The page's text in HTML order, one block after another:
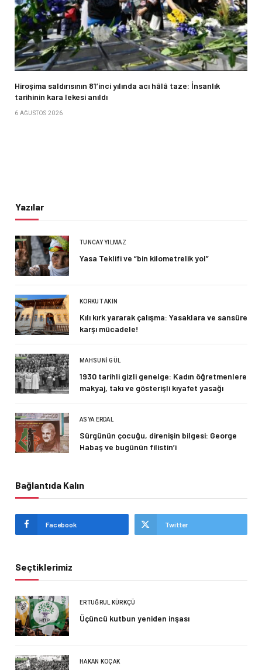
Hiroşima saldırısının 81’inci yılında acı hâlâ taze: İnsanlık
tarihinin kara lekesi anıldı
6 AĞUSTOS 2026
Yazılar
TUNCAY YILMAZ
Yasa Teklifi ve “bin kilometrelik yol”
KORKUT AKIN
Kılı kırk yararak çalışma: Yasaklara ve sansüre
karşı mücadele!
MAHSUNI GÜL
1930 tarihli gizli genelge: Kadın öğretmenlere
makyaj, takı ve gösterişli kıyafet yasağı
ASYA ERDAL
Sürgünün çocuğu, direnişin bilgesi: George
Habaş ve bugünün filistin’i
Bağlantıda Kalın
Facebook Twitter
Seçtiklerimiz
ERTUĞRUL KÜRKÇÜ
Üçüncü kutbun yeniden inşası
HAKAN KOÇAK